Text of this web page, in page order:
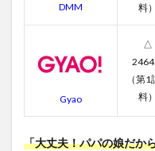
第12話
3.14
3.15
DMM
料）
Gyao
△
（第
料）
「大丈夫！パパの娘だか